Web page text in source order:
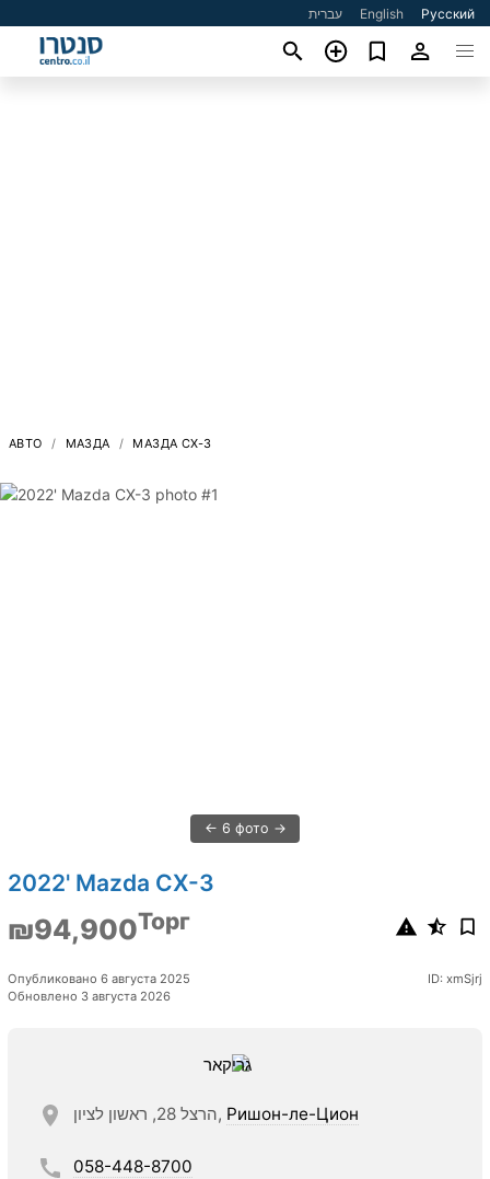
עברית English Русский
АВТО МАЗДА МАЗДА CX-3
6 фото
2022' Mazda CX-3
₪94,900Торг
Опубликовано 6 августа 2025
Обновлено 3 августа 2026
ID: xmSjrj
הרצל 28, ראשון לציון, Ришон-ле-Цион
058-448-8700